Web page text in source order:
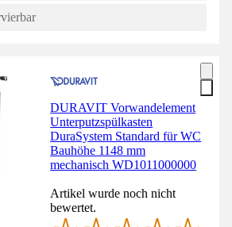
DURAVIT Vorwandelement
Unterputzspülkasten
DuraSystem Standard für WC
Bauhöhe 1148 mm
mechanisch WD1011000000
Artikel wurde noch nicht
bewertet.